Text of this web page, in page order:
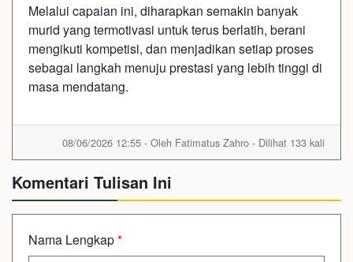
Melalui capaian ini, diharapkan semakin banyak
murid yang termotivasi untuk terus berlatih, berani
mengikuti kompetisi, dan menjadikan setiap proses
sebagai langkah menuju prestasi yang lebih tinggi di
masa mendatang.
08/06/2026 12:55 - Oleh Fatimatus Zahro - Dilihat 133 kali
Komentari Tulisan Ini
Nama Lengkap*